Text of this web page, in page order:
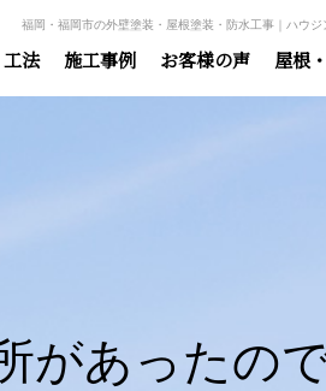
福岡・福岡市の外壁塗装・屋根塗装・防水工事｜ハウジ
法 施工事例 お客様の声 屋根
があったの